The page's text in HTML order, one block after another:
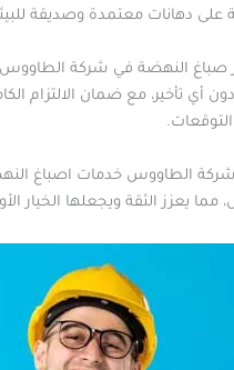
على دهانات معتمدة وصديقة
صباغ النهضة في شركة الطاووس
أي تأخير، مع ضمان الالتزام
التوقعات.
الطاووس خدمات اصباغ
مما يعزز الثقة ويجعلها